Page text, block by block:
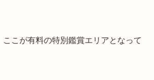
こが有料の特別鑑賞エリアとなって